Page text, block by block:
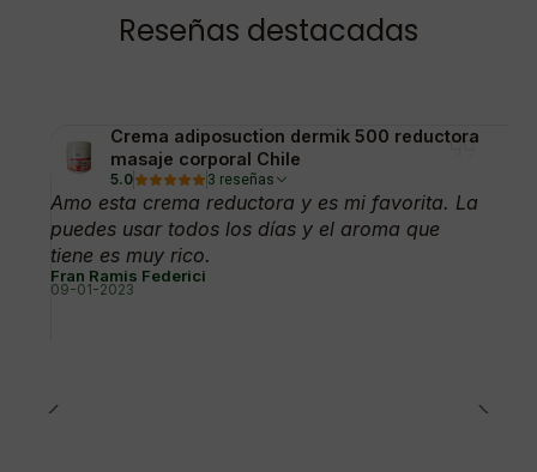
Reseñas destacadas
Crema adiposuction dermik 500 reductora
masaje corporal Chile
5.0 3 reseñas
Amo esta crema reductora y es mi favorita. La
puedes usar todos los días y el aroma que
tiene es muy rico.
Fran Ramis Federici
09-01-2023